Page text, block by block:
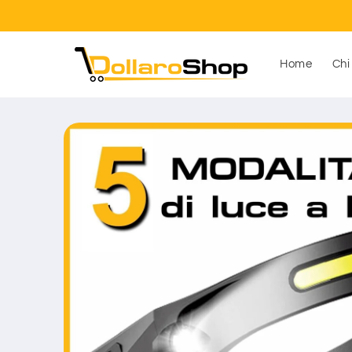
ai contenuti
Home
Passa alle
sul prodotto